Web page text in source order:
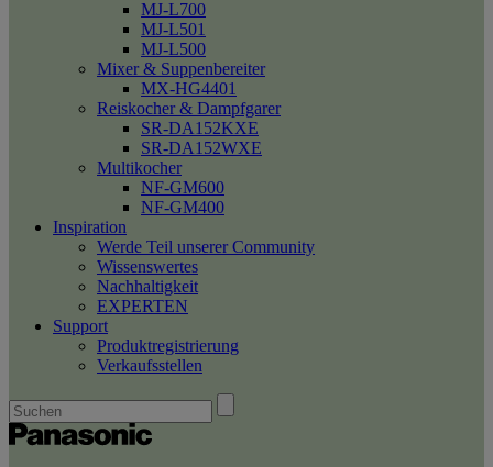
MJ-L700
MJ-L501
MJ-L500
Mixer & Suppenbereiter
MX-HG4401
Reiskocher & Dampfgarer
SR-DA152KXE
SR-DA152WXE
Multikocher
NF-GM600
NF-GM400
Inspiration
Werde Teil unserer Community
Wissenswertes
Nachhaltigkeit
EXPERTEN
Support
Produktregistrierung
Verkaufsstellen